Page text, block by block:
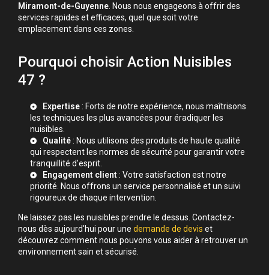
Miramont-de-Guyenne . Nous nous engageons à offrir des
services rapides et efficaces, quel que soit votre
emplacement dans ces zones.
Pourquoi choisir Action Nuisibles
47 ?
Expertise: Forts de notre expérience, nous maîtrisons
les techniques les plus avancées pour éradiquer les
nuisibles.
Qualité: Nous utilisons des produits de haute qualité
qui respectent les normes de sécurité pour garantir votre
tranquillité d'esprit.
Engagement client: Votre satisfaction est notre
priorité. Nous offrons un service personnalisé et un suivi
rigoureux de chaque intervention.
Ne laissez pas les nuisibles prendre le dessus. Contactez-
nous dès aujourd'hui pour une demande de devis et
découvrez comment nous pouvons vous aider à retrouver un
environnement sain et sécurisé.